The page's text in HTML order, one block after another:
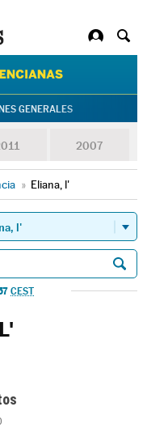
GENERALES
2007
» Eliana, l'
CEST